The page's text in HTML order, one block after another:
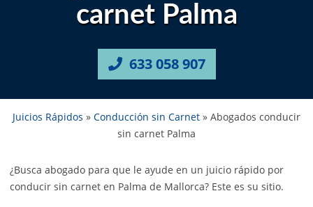
carnet Palma
633 058 907
Juicios Rápidos » Conducción sin Carnet » Abogados conducir
sin carnet Palma
¿Busca abogado para que le ayude en un juicio rápido por
conducir sin carnet en Palma de Mallorca? Este es su sitio.